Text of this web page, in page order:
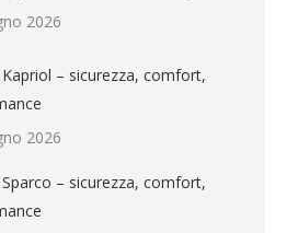
2026
– sicurezza, comfort,
2026
– sicurezza, comfort,